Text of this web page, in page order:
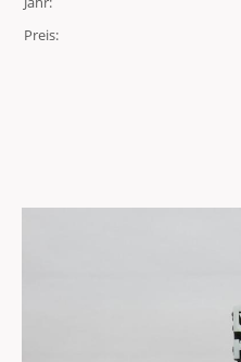
Preis: